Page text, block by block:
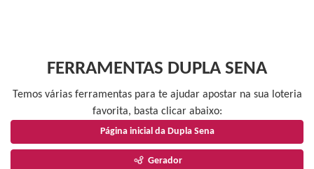
FERRAMENTAS DUPLA SENA
Temos várias ferramentas para te ajudar apostar na sua loteria
favorita, basta clicar abaixo:
Página inicial da Dupla Sena
Gerador